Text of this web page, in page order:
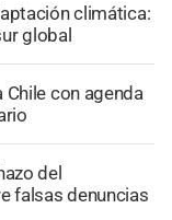
climática:
global
Chile con agenda
del
falsas denuncias